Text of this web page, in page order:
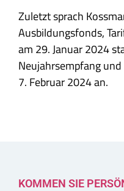
Zuletzt sprach
Ausbildungsfonds,
am 29. Januar 2024
Neujahrsempfang
7. Februar 2024 an.
KOMMEN SIE